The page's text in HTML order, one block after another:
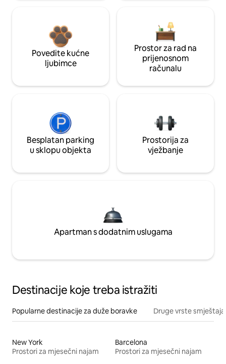
Povedite kućne
ljubimce
Prostor za rad na
prijenosnom
računalu
Besplatan parking
u sklopu objekta
Prostorija za
vježbanje
Apartman s dodatnim uslugama
Destinacije koje treba istražiti
Popularne destinacije za duže boravke Druge vrste smještaja
New York
Prostori za mjesečni najam
Barcelona
Prostori za mjesečni najam